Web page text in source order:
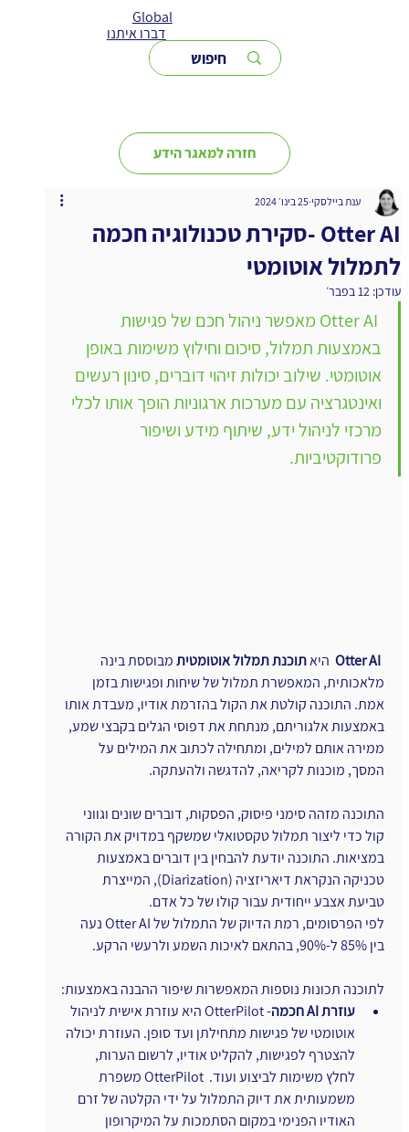
Global
דברו איתנו
חזרה למאגר הידע
Otter AI -סקירת טכנולוגיה חכמה
לתמלול אוטומטי
ענת ביילסקי 25 בינו׳ 2024
עודכן: 12 בפבר׳
Otter AI מאפשר ניהול חכם של פגישות
באמצעות תמלול, סיכום וחילוץ משימות באופן
אוטומטי. שילוב יכולות זיהוי דוברים, סינון רעשים
ואינטגרציה עם מערכות ארגוניות הופך אותו לכלי
מרכזי לניהול ידע, שיתוף מידע ושיפור
פרודוקטיביות.
Otter AI
  היא
תוכנת תמלול אוטומטית מבוססת בינה
מלאכותית, המאפשרת תמלול של שיחות ופגישות בזמן
אמת. התוכנה קולטת את הקול בהזרמת אודיו, מעבדת אותו
באמצעות אלגוריתם, מנתחת את דפוסי הגלים בקבצי שמע,
ממירה אותם למילים, ומתחילה לכתוב את המילים על
המסך, מוכנות לקריאה, להדגשה ולהעתקה.
התוכנה מזהה סימני פיסוק, הפסקות, דוברים שונים וגווני
קול כדי ליצור תמלול טקסטואלי שמשקף במדויק את הקורה
במציאות. התוכנה יודעת להבחין בין דוברים באמצעות
טכניקה הנקראת דיאריזציה (Diarization), המייצרת
טביעת אצבע ייחודית עבור קולו של כל אדם.
לפי הפרסומים, רמת הדיוק של התמלול של Otter AI נעה
בין 85% ל-90%, בהתאם לאיכות השמע ולרעשי הרקע.
לתוכנה תכונות נוספות המאפשרות שיפור ההבנה באמצעות:
עוזרת AI חכמה
- OtterPilot היא עוזרת אישית לניהול
אוטומטי של פגישות מתחילתן ועד סופן. העוזרת יכולה
להצטרף לפגישות, להקליט אודיו, לרשום הערות,
לחלץ משימות לביצוע ועוד.  OtterPilot משפרת
משמעותית את דיוק התמלול על ידי הקלטה של זרם
האודיו הפנימי במקום הסתמכות על המיקרופון